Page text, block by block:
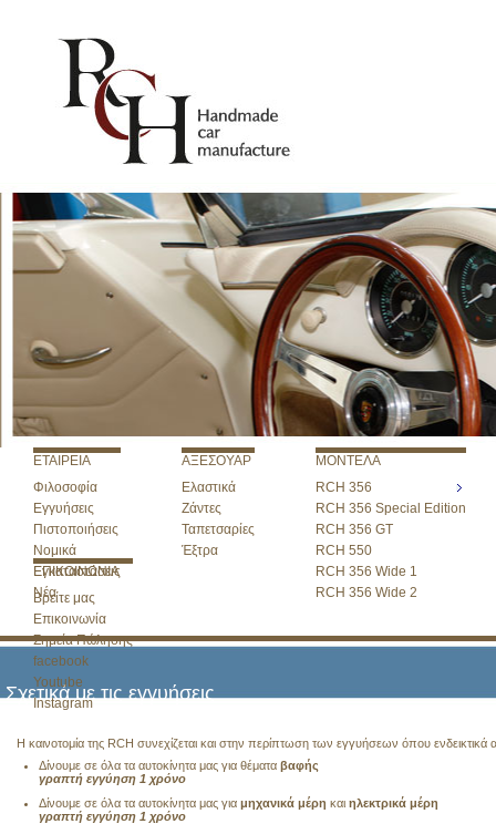
ETAIΡΕΙΑ
Φιλοσοφία
Εγγυήσεις
Πιστοποιήσεις
Νομικά
Εγκαταστάσεις
Νέα
ΑΞΕΣΟΥΑΡ
Ελαστικά
Ζάντες
Ταπετσαρίες
Έξτρα
ΜΟΝΤΕΛΑ
RCH 356
RCH 356 Special Edition
RCH 356 GT
RCH 550
RCH 356 Wide 1
RCH 356 Wide 2
ΕΠΙΚΟΙΝΩΝΙΑ
Βρείτε μας
Επικοινωνία
Σημεία Πώλησης
facebook
Youtube
Instagram
Σχετικά με τις εγγυήσεις
Η καινοτομία της RCH συνεχίζεται και στην περίπτωση των εγγυήσεων όπου ενδεικτικά
Δίνουμε σε όλα τα αυτοκίνητα μας για θέματα βαφής
γραπτή εγγύηση 1 χρόνο
Δίνουμε σε όλα τα αυτοκίνητα μας για μηχανικά μέρη και ηλεκτρικά μέρη
γραπτή εγγύηση 1 χρόνo